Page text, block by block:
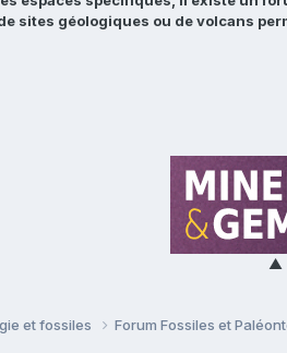
sites géologiques ou de volcans
▲
et fossiles Forum Fossiles et